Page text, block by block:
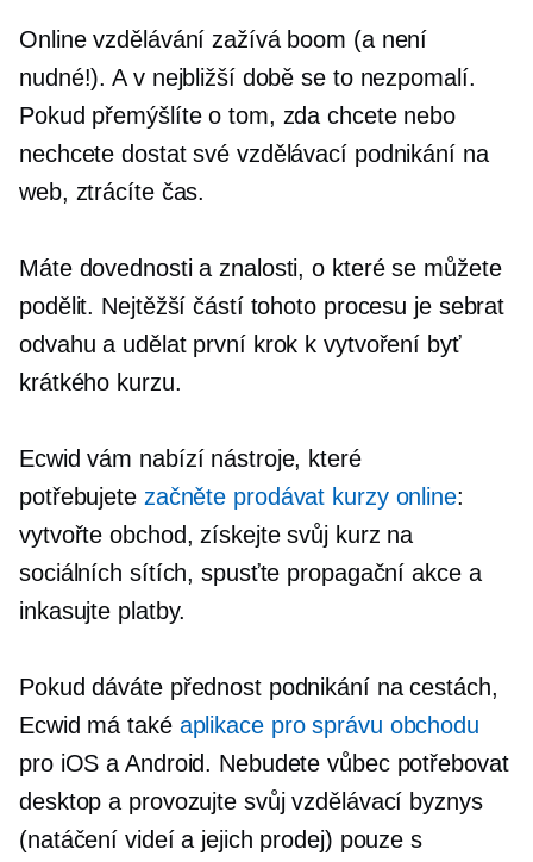
Online vzdělávání zažívá boom (a není
nudné!). A v nejbližší době se to nezpomalí.
Pokud přemýšlíte o tom, zda chcete nebo
nechcete dostat své vzdělávací podnikání na
web, ztrácíte čas.
Máte dovednosti a znalosti, o které se můžete
podělit. Nejtěžší částí tohoto procesu je sebrat
odvahu a udělat první krok k vytvoření byť
krátkého kurzu.
Ecwid vám nabízí nástroje, které
potřebujete začněte prodávat kurzy online:
vytvořte obchod, získejte svůj kurz na
sociálních sítích, spusťte propagační akce a
inkasujte platby.
Pokud dáváte přednost podnikání na cestách,
Ecwid má také aplikace pro správu obchodu
pro iOS a Android. Nebudete vůbec potřebovat
desktop a provozujte svůj vzdělávací byznys
(natáčení videí a jejich prodej) pouze s